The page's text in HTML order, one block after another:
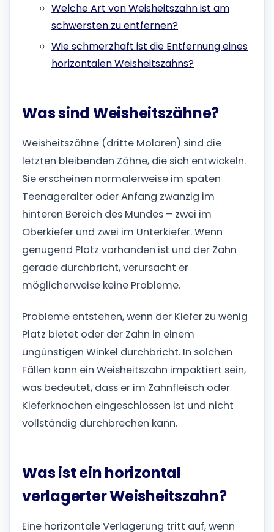
Welche Art von Weisheitszahn ist am
schwersten zu entfernen?
Wie schmerzhaft ist die Entfernung eines
horizontalen Weisheitszahns?
Was sind Weisheitszähne?
Weisheitszähne (dritte Molaren) sind die
letzten bleibenden Zähne, die sich entwickeln.
Sie erscheinen normalerweise im späten
Teenageralter oder Anfang zwanzig im
hinteren Bereich des Mundes – zwei im
Oberkiefer und zwei im Unterkiefer. Wenn
genügend Platz vorhanden ist und der Zahn
gerade durchbricht, verursacht er
möglicherweise keine Probleme.
Probleme entstehen, wenn der Kiefer zu wenig
Platz bietet oder der Zahn in einem
ungünstigen Winkel durchbricht. In solchen
Fällen kann ein Weisheitszahn impaktiert sein,
was bedeutet, dass er im Zahnfleisch oder
Kieferknochen eingeschlossen ist und nicht
vollständig durchbrechen kann.
Was ist ein horizontal
verlagerter Weisheitszahn?
Eine horizontale Verlagerung tritt auf, wenn